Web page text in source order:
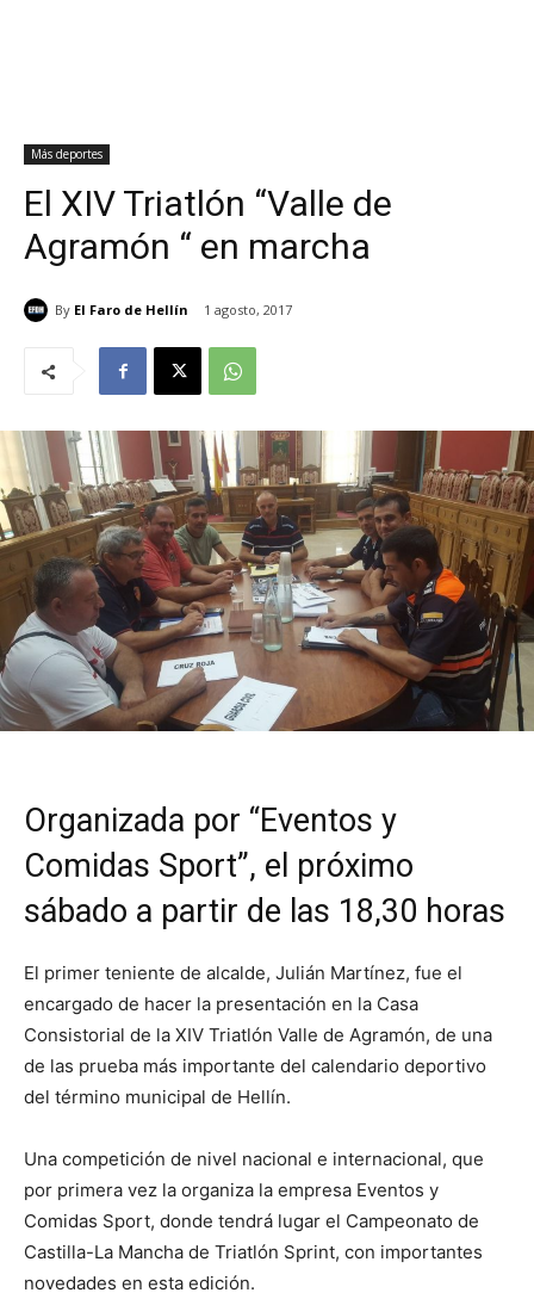
Más deportes
El XIV Triatlón “Valle de
Agramón “ en marcha
By El Faro de Hellín 1 agosto, 2017
Organizada por “Eventos y
Comidas Sport”, el próximo
sábado a partir de las 18,30 horas
El primer teniente de alcalde, Julián Martínez, fue el
encargado de hacer la presentación en la Casa
Consistorial de la XIV Triatlón Valle de Agramón, de una
de las prueba más importante del calendario deportivo
del término municipal de Hellín.
Una competición de nivel nacional e internacional, que
por primera vez la organiza la empresa Eventos y
Comidas Sport, donde tendrá lugar el Campeonato de
Castilla-La Mancha de Triatlón Sprint, con importantes
novedades en esta edición.